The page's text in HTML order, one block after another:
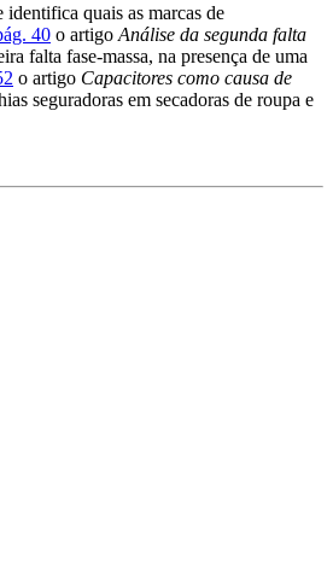
identifica quais as marcas de
40 o artigo Análise da segunda falta
falta fase-massa, na presença de uma
o artigo Capacitores como causa de
seguradoras em secadoras de roupa e